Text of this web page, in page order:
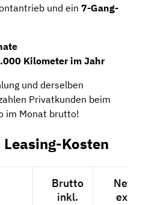
und ein 7-Gang-
Kilometer im Jahr
und derselben
Privatkunden beim
im Monat brutto!
Kosten
Brutto
inkl.
Netto
exkl.